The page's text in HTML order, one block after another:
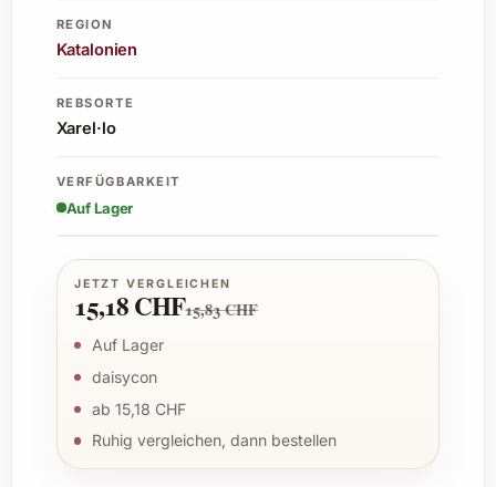
REGION
Katalonien
REBSORTE
Xarel·lo
VERFÜGBARKEIT
Auf Lager
JETZT VERGLEICHEN
15,18 CHF15,83 CHF
Auf Lager
daisycon
ab 15,18 CHF
Ruhig vergleichen, dann bestellen